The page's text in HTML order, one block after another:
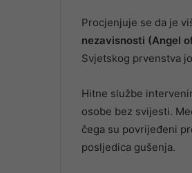
Procjenjuje se da je
nezavisnosti (Angel
Svjetskog prvenstva
Hitne službe
osobe bez svijesti.
čega su povrijeđeni
posljedica gušenja.